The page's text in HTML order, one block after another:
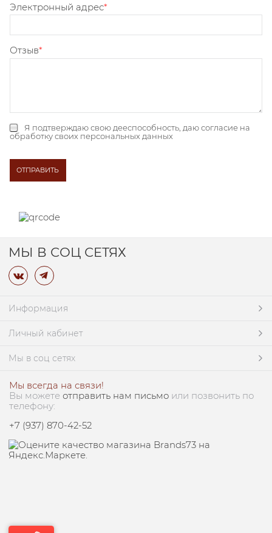
Электронный адрес
Отзыв
Я подтверждаю свою дееспособность, даюсогласие на
обработку своих персональных данных
МЫ В СОЦ СЕТЯХ
Информация
Личный кабинет
Мы в соц сетях
Мы всегда на связи!
Вы можете отправить нам письмо или позвонить по
телефону:
+7 (937) 870-42-52